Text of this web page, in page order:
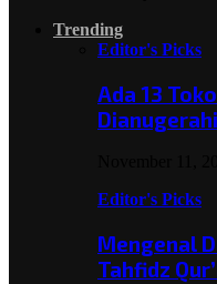
Trending
Editor's Picks
Ada 13
Editor's Picks
Mengenal
Tahfidz